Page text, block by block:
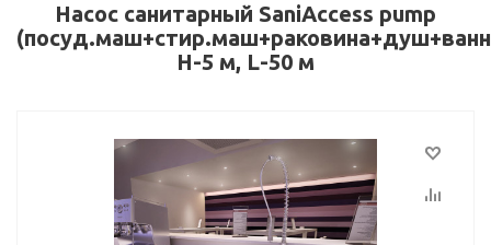
Насос санитарный SaniAccess pump
H-5 м, L-50 м